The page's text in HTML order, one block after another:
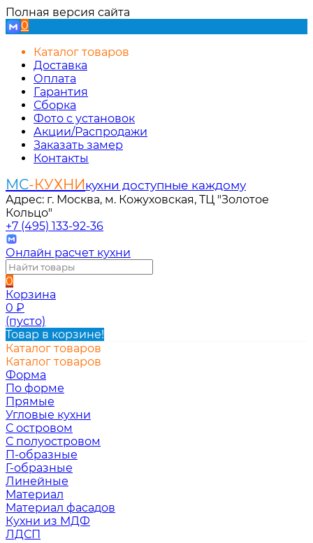
Полная версия сайта
0
Каталог товаров
Доставка
Оплата
Гарантия
Сборка
Фото с установок
Акции/Распродажи
Заказать замер
Контакты
МС-КУХНИкухни доступные каждому
Адрес: г. Москва, м. Кожуховская, ТЦ "Золотое
Кольцо"
+7 (495) 133-92-36
Онлайн расчет кухни
0
Корзина
0 ₽
(пусто)
Товар в корзине!
Каталог товаров
Каталог товаров
Форма
По форме
Прямые
Угловые кухни
С островом
С полуостровом
П-образные
Г-образные
Линейные
Материал
Материал фасадов
Кухни из МДФ
ЛДСП